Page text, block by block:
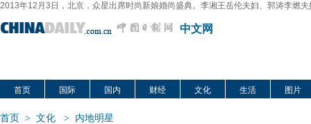
2013年12月3日，北京，众星出席时尚新娘婚尚盛典。李湘王岳伦夫妇、郭涛李燃
中文网
首页 国际 国内 财经 文化 生活 图片
首页 > 文化 > 内地明星